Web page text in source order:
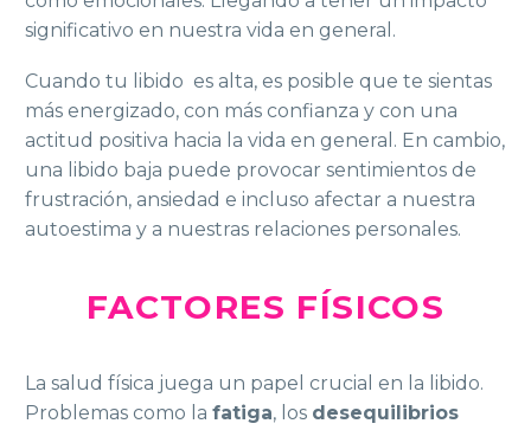
significativo en nuestra vida en general.
Cuando tu libido es alta, es posible que te sientas
más energizado, con más confianza y con una
actitud positiva hacia la vida en general. En cambio,
una libido baja puede provocar sentimientos de
frustración, ansiedad e incluso afectar a nuestra
autoestima y a nuestras relaciones personales.
FACTORES FÍSICOS
La salud física juega un papel crucial en la libido.
Problemas como la fatiga, los desequilibrios